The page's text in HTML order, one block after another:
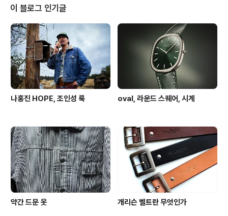
들과 함께 하던 펑크 밴드였다. Adam Yauch(aka MCA)
가 암에 걸렸다는 소식은 들었었는데 가장 최근에 Hot Sa
uce Committee, Pt 1이 있었고, 소문 속에 Hot Sauce
Committee, Pt 2가 올해 나온다고 한다(이미 나왔을지
도?). 여하튼 간만에 생각나 폴의 부티크도 ..
이 블로그 인기글
나홍진 HOPE, 조인성 룩 oval, 라운드 스퀘어, 시계
약간 드문 옷 개리슨 벨트란 무엇인가